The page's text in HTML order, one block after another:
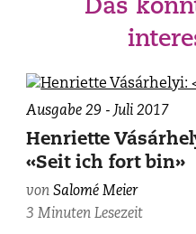
Das
Ausgabe 29 - Juli 2017
Henriette
«Seit ich fort bin»
vonSalomé Meier
3 Minuten Lesezeit